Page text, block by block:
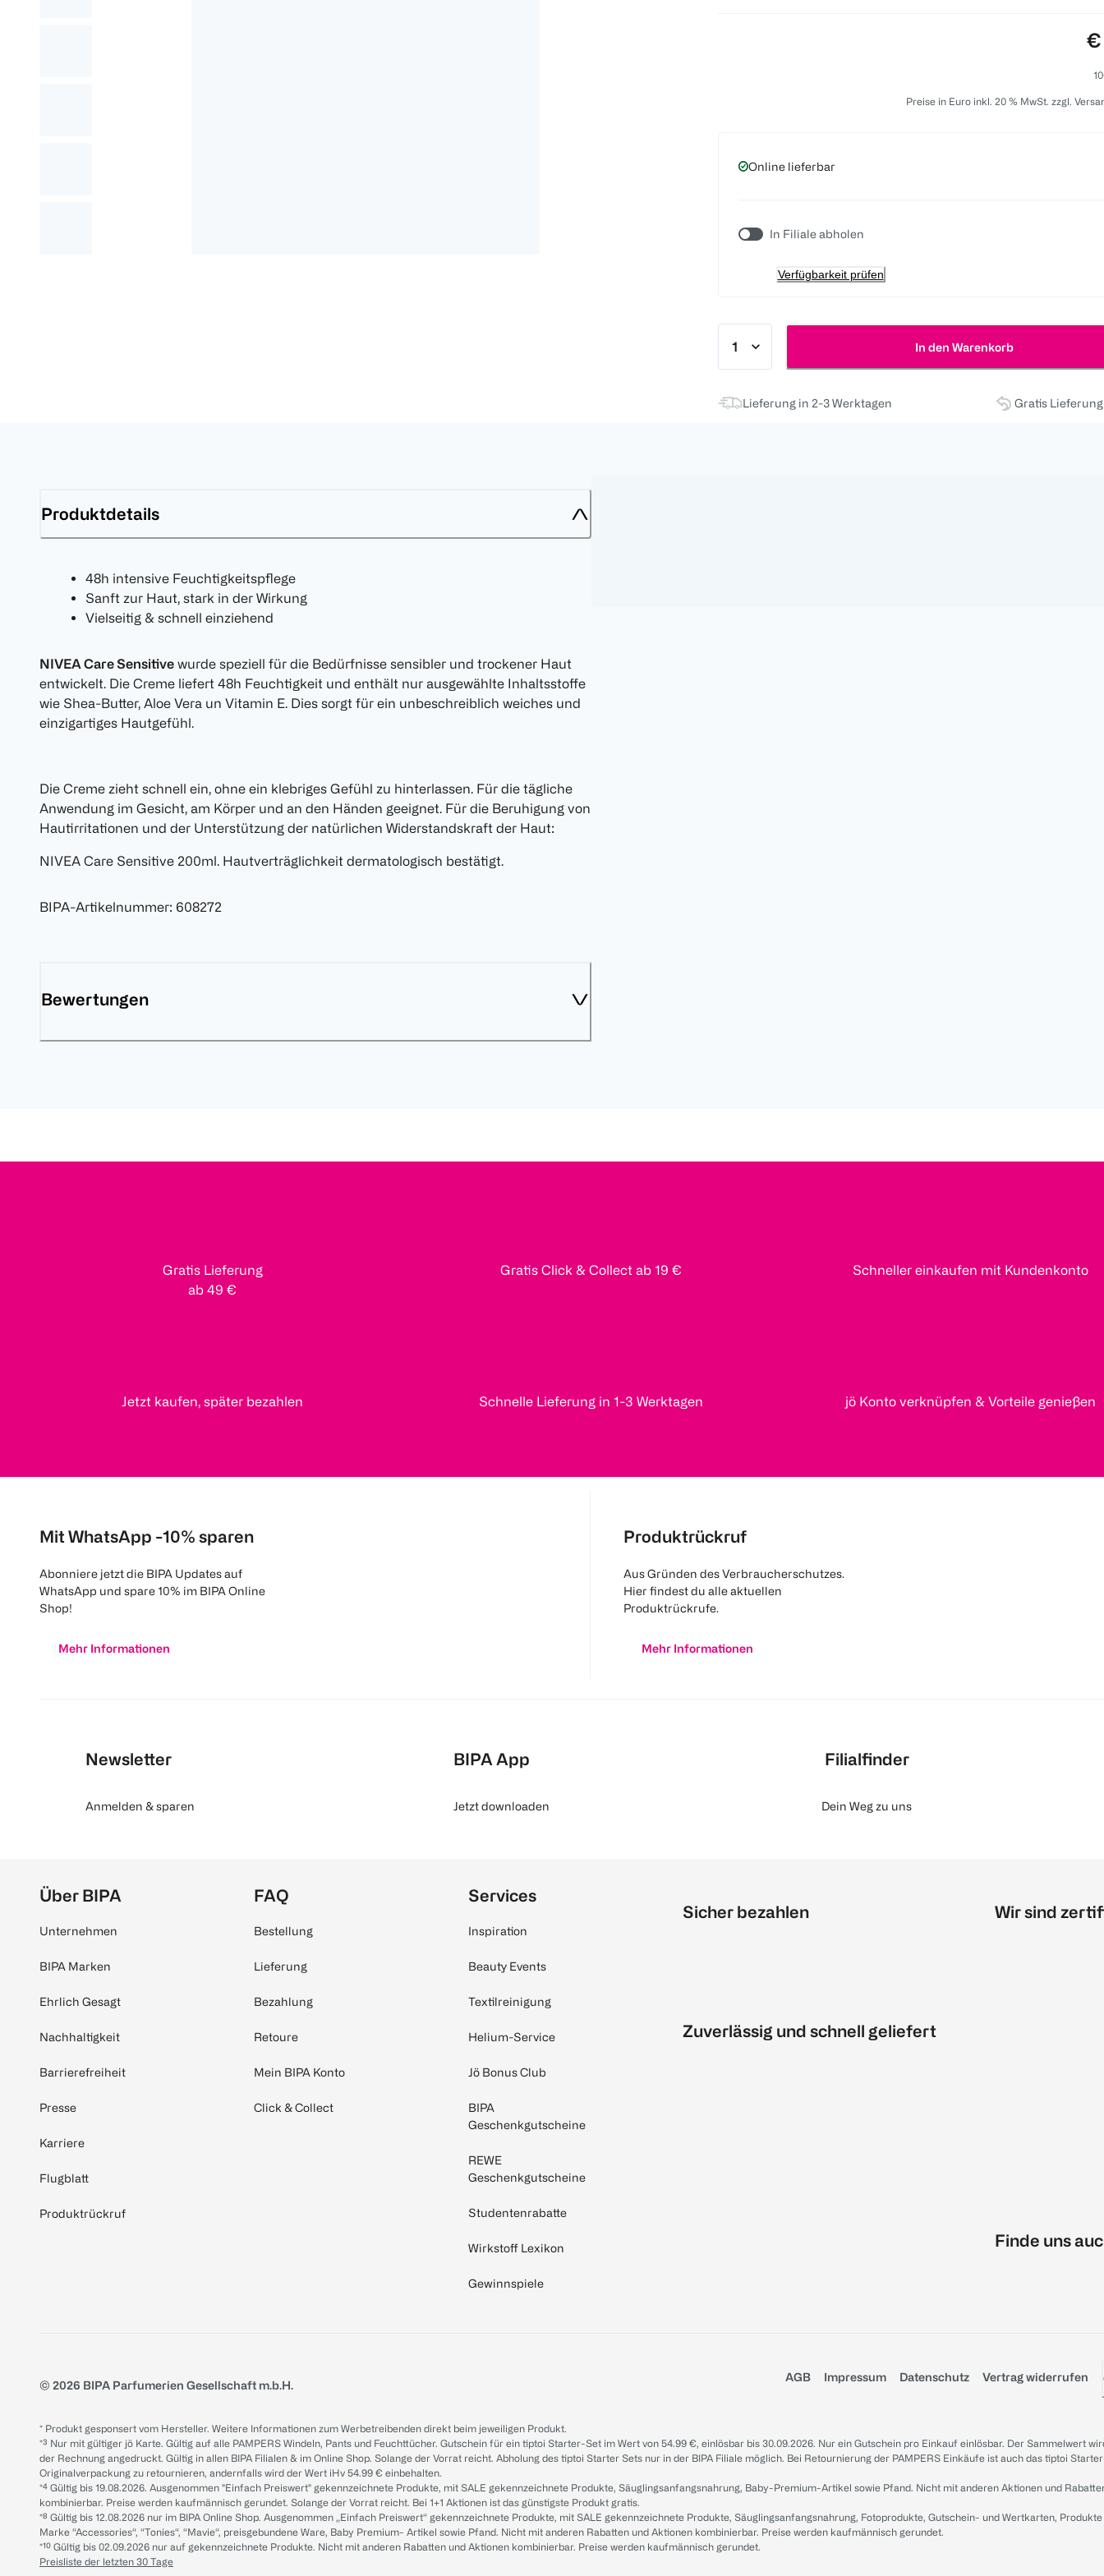
€
Preise in Euro inkl. 20 % MwSt. zzgl.
Online lieferbar
In Filiale abholen
Verfügbarkeit prüfen
In den Warenkorb
Lieferung in 2-3 Werktagen Gratis
Produktdetails
48h intensive Feuchtigkeitspflege
Sanft zur Haut, stark in der Wirkung
Vielseitig & schnell einziehend
NIVEA Care Sensitive wurde speziell für die Bedürfnisse sensibler und trockener Haut
entwickelt. Die Creme liefert 48h Feuchtigkeit und enthält nur ausgewählte Inhaltsstoffe
wie Shea-Butter, Aloe Vera un Vitamin E. Dies sorgt für ein unbeschreiblich weiches und
einzigartiges Hautgefühl.
Die Creme zieht schnell ein, ohne ein klebriges Gefühl zu hinterlassen. Für die tägliche
Anwendung im Gesicht, am Körper und an den Händen geeignet. Für die Beruhigung von
Hautirritationen und der Unterstützung der natürlichen Widerstandskraft der Haut:
NIVEA Care Sensitive 200ml. Hautverträglichkeit dermatologisch bestätigt.
BIPA-Artikelnummer: 608272
Bewertungen
Gratis Lieferung
ab 49 €
Gratis Click & Collect ab 19 € Schneller einkaufen mit Kundenkonto
Jetzt kaufen, später bezahlen Schnelle Lieferung in 1-3 Werktagen jö Konto verknüpfen & Vorteile genießen
Mit WhatsApp -10% sparen
Abonniere jetzt die BIPA Updates auf
WhatsApp und spare 10% im BIPA Online
Shop!
Mehr Informationen
Produktrückruf
Aus Gründen des Verbraucherschutzes.
Hier findest du alle aktuellen
Produktrückrufe.
Mehr Informationen
Newsletter
Anmelden & sparen
BIPA App
Jetzt downloaden
Filialfinder
Dein Weg zu uns
Über BIPA
Unternehmen
BIPA Marken
Ehrlich Gesagt
Nachhaltigkeit
Barrierefreiheit
Presse
Karriere
Flugblatt
Produktrückruf
FAQ
Bestellung
Lieferung
Bezahlung
Retoure
Mein BIPA Konto
Click & Collect
Services
Inspiration
Beauty Events
Textilreinigung
Helium-Service
Jö Bonus Club
BIPA
Geschenkgutscheine
REWE
Geschenkgutscheine
Studentenrabatte
Wirkstoff Lexikon
Gewinnspiele
Sicher bezahlen
Zuverlässig und schnell geliefert
Wir sind
Finde uns
© 2026 BIPA Parfumerien Gesellschaft m.b.H.
AGB Impressum Datenschutz Vertrag widerrufen
* Produkt gesponsert vom Hersteller. Weitere Informationen zum Werbetreibenden direkt beim jeweiligen Produkt.
*³ Nur mit gültiger jö Karte. Gültig auf alle PAMPERS Windeln, Pants und Feuchttücher. Gutschein für ein tiptoi Starter-Set im Wert von 54.99 €, einlösbar bis 30.09.2026. Nur ein Gutschein pro Einkauf einlösbar. Der Sammelwert
der Rechnung angedruckt. Gültig in allen BIPA Filialen & im Online Shop. Solange der Vorrat reicht. Abholung des tiptoi Starter Sets nur in der BIPA Filiale möglich. Bei Retournierung der PAMPERS Einkäufe ist auch das tiptoi
Originalverpackung zu retournieren, andernfalls wird der Wert iHv 54.99 € einbehalten.
*⁴ Gültig bis 19.08.2026. Ausgenommen "Einfach Preiswert" gekennzeichnete Produkte, mit SALE gekennzeichnete Produkte, Säuglingsanfangsnahrung, Baby-Premium-Artikel sowie Pfand. Nicht mit anderen Aktionen und
kombinierbar. Preise werden kaufmännisch gerundet. Solange der Vorrat reicht. Bei 1+1 Aktionen ist das günstigste Produkt gratis.
*⁸ Gültig bis 12.08.2026 nur im BIPA Online Shop. Ausgenommen „Einfach Preiswert“ gekennzeichnete Produkte, mit SALE gekennzeichnete Produkte, Säuglingsanfangsnahrung, Fotoprodukte, Gutschein- und Wertkarten,
Marke “Accessories“, “Tonies“, “Mavie“, preisgebundene Ware, Baby Premium- Artikel sowie Pfand. Nicht mit anderen Rabatten und Aktionen kombinierbar. Preise werden kaufmännisch gerundet.
*¹⁰ Gültig bis 02.09.2026 nur auf gekennzeichnete Produkte. Nicht mit anderen Rabatten und Aktionen kombinierbar. Preise werden kaufmännisch gerundet.
Preisliste der letzten 30 Tage